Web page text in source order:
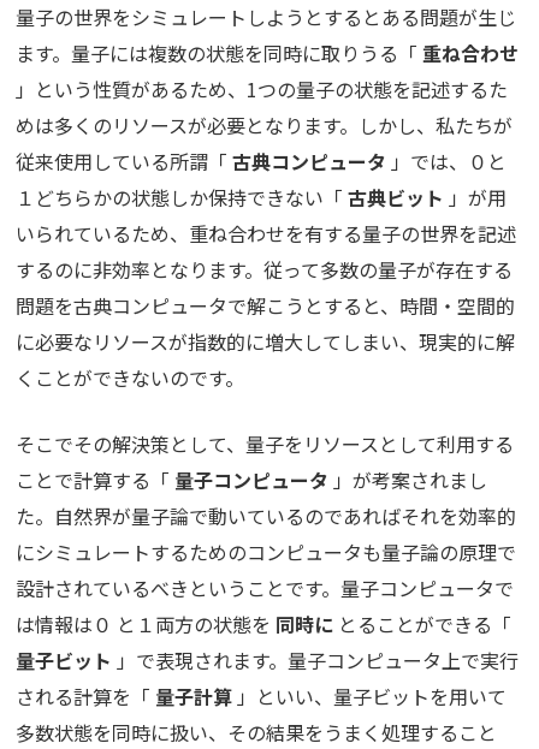
量子の世界をシミュレートしようとするとある問題が生じ
ます。量子には複数の状態を同時に取りうる「重ね合わせ
」という性質があるため、1つの量子の状態を記述するた
めは多くのリソースが必要となります。しかし、私たちが
従来使用している所謂「古典コンピュータ 」では、０と
１どちらかの状態しか保持できない「古典ビット 」が用
いられているため、重ね合わせを有する量子の世界を記述
するのに非効率となります。従って多数の量子が存在する
問題を古典コンピュータで解こうとすると、時間・空間的
に必要なリソースが指数的に増大してしまい、現実的に解
くことができないのです。
そこでその解決策として、量子をリソースとして利用する
ことで計算する「 量子コンピュータ 」が考案されまし
た。自然界が量子論で動いているのであればそれを効率的
にシミュレートするためのコンピュータも量子論の原理で
設計されているべきということです。量子コンピュータで
は情報は０ と１両方の状態を 同時に とることができる「
量子ビット 」で表現されます。量子コンピュータ上で実行
される計算を「 量子計算 」といい、量子ビットを用いて
多数状態を同時に扱い、その結果をうまく処理すること